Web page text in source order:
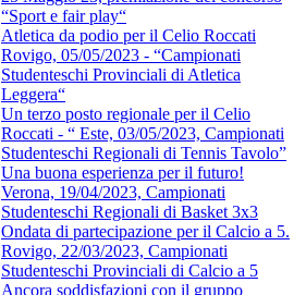
“Sport e fair play“
Atletica da podio per il Celio Roccati
Rovigo, 05/05/2023 - “Campionati
Studenteschi Provinciali di Atletica
Leggera“
Un terzo posto regionale per il Celio
Roccati - “ Este, 03/05/2023, Campionati
Studenteschi Regionali di Tennis Tavolo”
Una buona esperienza per il futuro!
Verona, 19/04/2023, Campionati
Studenteschi Regionali di Basket 3x3
Ondata di partecipazione per il Calcio a 5.
Rovigo, 22/03/2023, Campionati
Studenteschi Provinciali di Calcio a 5
Ancora soddisfazioni con il gruppo